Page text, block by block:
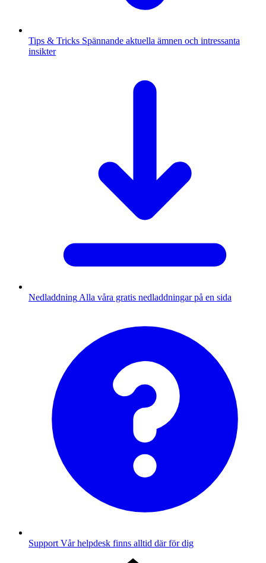
Tips & Tricks Spännande aktuella ämnen och intressanta
insikter
Nedladdning Alla våra gratis nedladdningar på en sida
Support Vår helpdesk finns alltid där för dig